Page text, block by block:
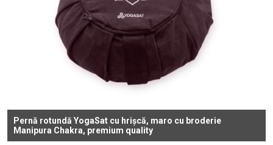
Pernă rotundă YogaSat cu hrișcă, maro cu broderie
Manipura Chakra, premium quality